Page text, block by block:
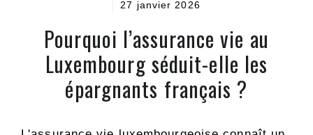
27 janvier 2026
Pourquoi l’assurance vie au
Luxembourg séduit-elle les
épargnants français ?